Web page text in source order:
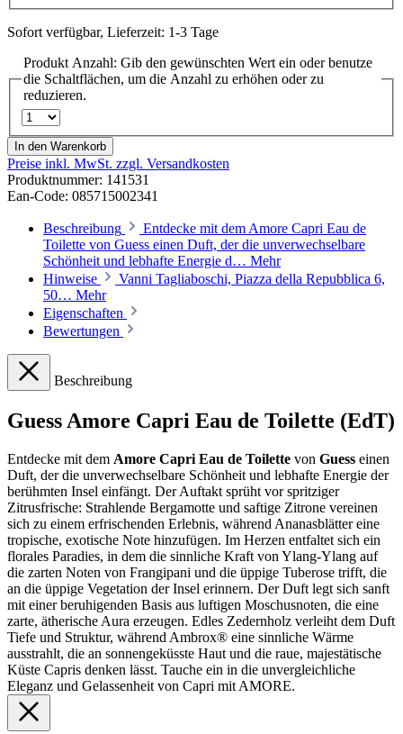
Sofort verfügbar, Lieferzeit: 1-3 Tage
Produkt Anzahl: Gib den gewünschten Wert ein oder benutze
die Schaltflächen, um die Anzahl zu erhöhen oder zu
reduzieren.
In den Warenkorb
Preise inkl. MwSt. zzgl. Versandkosten
Produktnummer: 141531
Ean-Code: 085715002341
Beschreibung
Entdecke mit dem Amore Capri Eau de
Toilette von Guess einen Duft, der die unverwechselbare
Schönheit und lebhafte Energie d… Mehr
Hinweise
Vanni Tagliaboschi, Piazza della Repubblica 6,
50… Mehr
Eigenschaften
Bewertungen
Beschreibung
Guess Amore Capri Eau de Toilette (EdT)
Entdecke mit dem Amore Capri Eau de Toilette von Guess einen
Duft, der die unverwechselbare Schönheit und lebhafte Energie der
berühmten Insel einfängt. Der Auftakt sprüht vor spritziger
Zitrusfrische: Strahlende Bergamotte und saftige Zitrone vereinen
sich zu einem erfrischenden Erlebnis, während Ananasblätter eine
tropische, exotische Note hinzufügen. Im Herzen entfaltet sich ein
florales Paradies, in dem die sinnliche Kraft von Ylang-Ylang auf
die zarten Noten von Frangipani und die üppige Tuberose trifft, die
an die üppige Vegetation der Insel erinnern. Der Duft legt sich sanft
mit einer beruhigenden Basis aus luftigen Moschusnoten, die eine
zarte, ätherische Aura erzeugen. Edles Zedernholz verleiht dem Duft
Tiefe und Struktur, während Ambrox® eine sinnliche Wärme
ausstrahlt, die an sonnengeküsste Haut und die raue, majestätische
Küste Capris denken lässt. Tauche ein in die unvergleichliche
Eleganz und Gelassenheit von Capri mit AMORE.